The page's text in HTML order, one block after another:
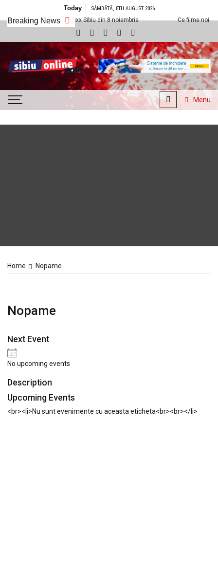
Today SÂMBĂTĂ, 8TH AUGUST 2026
Breaking News
la Cineplexx Sibiu din 8 noiembrie Ce filme noi vedem la
SibiuOnline.com
… locatii si evenimente din
Sibiu!!!
Menu
Home Nopame
Nopame
Next Event
No upcoming events
Description
Upcoming Events
<br><li>Nu sunt evenimente cu aceasta eticheta<br><br></li>